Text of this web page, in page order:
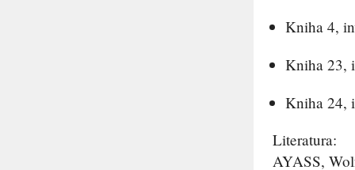
Kniha 4,
Kniha 23,
Kniha 24,
Literatura:
AYASS ,